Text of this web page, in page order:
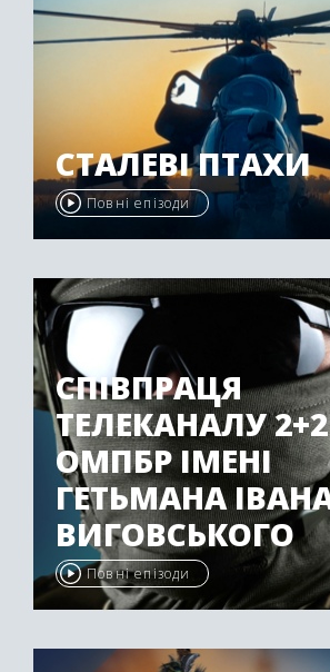
СТАЛЕВІ ПТАХИ
Повні епізоди
СПІВПРАЦЯ
ТЕЛЕКАНАЛУ 2+2
ОМПБР ІМЕНІ
ГЕТЬМАНА
ВИГОВСЬКОГО
Повні епізоди